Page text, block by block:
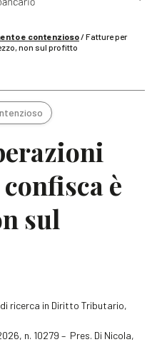
Artificiale
e contenzioso/Fatture per
non sul profitto
è
sul
ricerca in Diritto Tributario,
n. 10279 – Pres. Di Nicola,